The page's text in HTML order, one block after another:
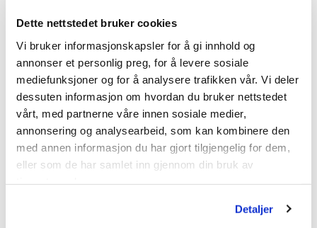
Dette nettstedet bruker cookies
Vi bruker informasjonskapsler for å gi innhold og
annonser et personlig preg, for å levere sosiale
mediefunksjoner og for å analysere trafikken vår. Vi deler
dessuten informasjon om hvordan du bruker nettstedet
vårt, med partnerne våre innen sosiale medier,
annonsering og analysearbeid, som kan kombinere den
med annen informasjon du har gjort tilgjengelig for dem,
eller som de har samlet inn gjennom din bruk av
Detaljer
Dra og slipp filer her, eller
Velg filer
Max. file size: 64 MB.
Gjerne legg ved tegning eller ytterligere